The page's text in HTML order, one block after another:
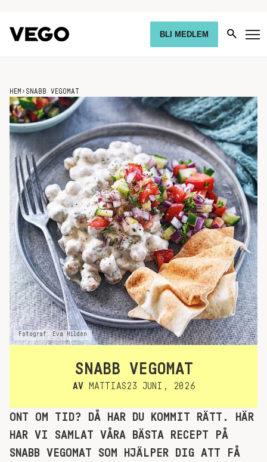
BLI MEDLEM
HEM › SNABB VEGOMAT
Fotograf: Eva Hildén
SNABB VEGOMAT
AV MATTIAS23 JUNI, 2026
ONT OM TID? DÅ HAR DU KOMMIT RÄTT. HÄR
HAR VI SAMLAT VÅRA BÄSTA RECEPT PÅ
SNABB VEGOMAT SOM HJÄLPER DIG ATT FÅ